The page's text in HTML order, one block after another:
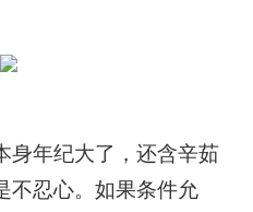
身年纪大了，还含辛茹
不忍心。如果条件允